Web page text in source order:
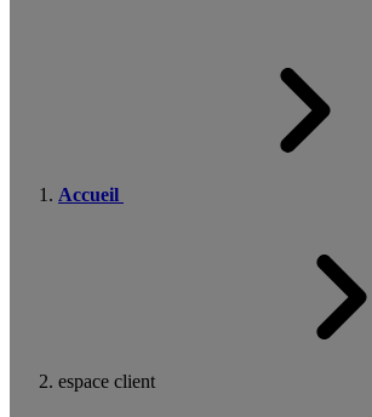
Accueil
espace client